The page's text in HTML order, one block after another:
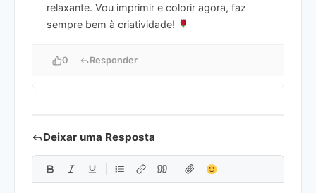
relaxante. Vou imprimir e colorir agora, faz
sempre bem à criatividade!
0 Responder
Deixar uma Resposta